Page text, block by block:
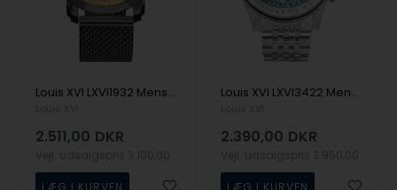
Louis XVI LXVI1932 Mens Watch Versailles 2.0 Limited 44mm 5ATM Wristwatch
2.511,00 DKR
Louis XVI LXVI3422 Mens Watch Artagnan Chrono Limited 48mm 5ATM Wristwatch
2.390,00 DKR